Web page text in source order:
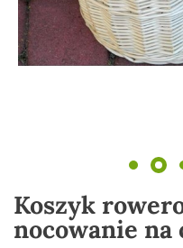
Koszyk
nocowanie na